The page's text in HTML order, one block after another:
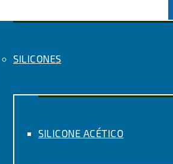
SILICONES
SILICONE ACÉTICO
EMPACOTAMENTO
USO GERAL